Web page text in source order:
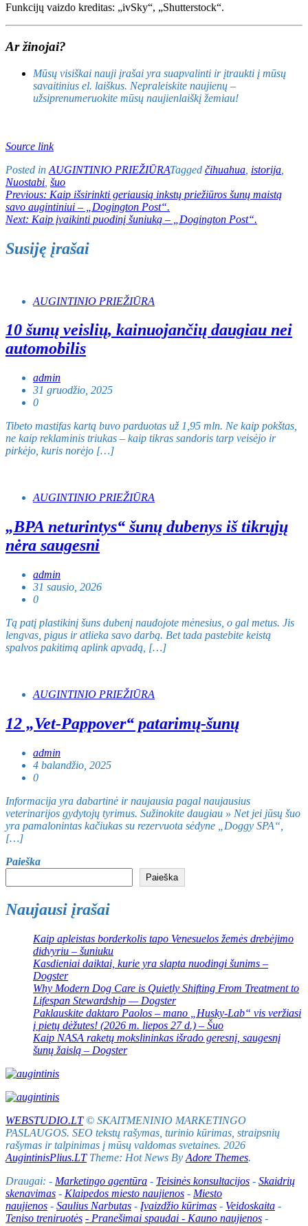
Funkcijų vaizdo kreditas: „ivSky“, „Shutterstock“.
Ar žinojai?
Mūsų visiškai nauji įrašai yra suapvalinti ir įtraukti į mūsų
savaitinius el. laiškus. Nepraleiskite naujienų –
užsiprenumeruokite mūsų naujienlaiškį žemiau!
Source link
Posted in AUGINTINIO PRIEŽIŪRATagged čihuahua istorija
Nuostabi šuo
Navigacija
tarp
Previous: Kaip išsirinkti geriausią inkstų priežiūros šunų maistą
savo augintiniui – „Dogington Post“.
Next: Kaip įvaikinti puodinį šuniuką – „Dogington Post“.
Susiję įrašai
AUGINTINIO PRIEŽIŪRA
10 šunų veislių, kainuojančių daugiau nei
automobilis
admin
31 gruodžio, 2025
0
Tibeto mastifas kartą buvo parduotas už 1,95 mln. Ne kaip pokštas,
ne kaip reklaminis triukas – kaip tikras sandoris tarp veisėjo ir
pirkėjo, kuris norėjo […]
AUGINTINIO PRIEŽIŪRA
„BPA neturintys“ šunų dubenys iš tikrųjų
nėra saugesni
admin
31 sausio, 2026
0
Tą patį plastikinį šuns dubenį naudojote mėnesius, o gal metus. Jis
lengvas, pigus ir atlieka savo darbą. Bet tada pastebite keistą
spalvos pakitimą aplink apvadą, […]
AUGINTINIO PRIEŽIŪRA
12 „Vet-Pappover“ patarimų-šunų
admin
4 balandžio, 2025
0
Informacija yra dabartinė ir naujausia pagal naujausius
veterinarijos gydytojų tyrimus. Sužinokite daugiau » Net jei jūsų šuo
yra pamalonintas kačiukas su rezervuota sėdyne „Doggy SPA“,
[…]
Paieška
Paieška
Naujausi įrašai
Kaip apleistas borderkolis tapo Venesuelos žemės drebėjimo
didvyriu – šuniuku
Kasdieniai daiktai, kurie yra slapta nuodingi šunims –
Dogster
Why Modern Dog Care is Quietly Shifting From Treatment to
Lifespan Stewardship — Dogster
Paklauskite daktaro Paolos – mano „Husky-Lab“ vis veržiasi
į pietų dėžutes! (2026 m. liepos 27 d.) – Šuo
Kaip NASA raketų mokslininkas išrado geresnį, saugesnį
šunų žaislą – Dogster
WEBSTUDIO.LT© SKAITMENINIO MARKETINGO
PASLAUGOS. SEO tekstų rašymas, turinio kūrimas, straipsnių
rašymas ir talpinimas į mūsų valdomas svetaines. 2026
AugintinisPlius.LTTheme: Hot News By Adore Themes.
Draugai: - Marketingo agentūra - Teisinės konsultacijos - Skaidrių
skenavimas - Klaipedos miesto naujienos - Miesto
naujienos - Saulius Narbutas - Įvaizdžio kūrimas - Veidoskaita -
Teniso treniruotės - Pranešimai spaudai - Kauno naujienos -